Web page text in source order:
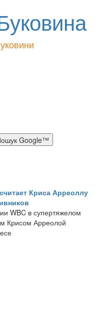
Криса Арреоллу
WBC в супертяжелом
Крисом Арреолой